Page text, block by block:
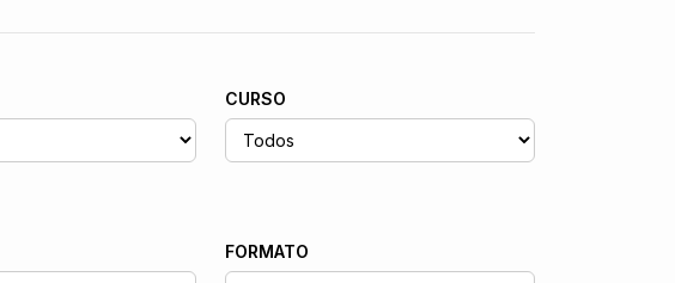
CURSO
FORMATO